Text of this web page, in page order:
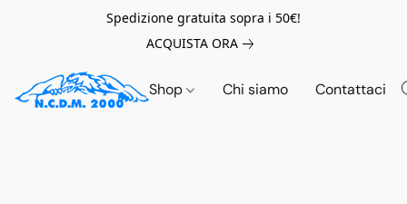
Spedizione gratuita sopra i 50€!
ACQUISTA ORA
Shop Chi siamo Contattaci